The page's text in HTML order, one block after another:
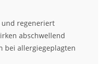
und regeneriert
abschwellend
bei allergiegeplagten